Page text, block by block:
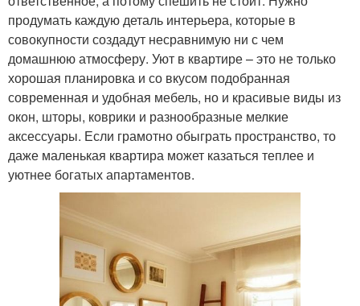
продумать каждую деталь интерьера, которые в
совокупности создадут несравнимую ни с чем
домашнюю атмосферу. Уют в квартире – это не только
хорошая планировка и со вкусом подобранная
современная и удобная мебель, но и красивые виды из
окон, шторы, коврики и разнообразные мелкие
аксессуары. Если грамотно обыграть пространство, то
даже маленькая квартира может казаться теплее и
уютнее богатых апартаментов.